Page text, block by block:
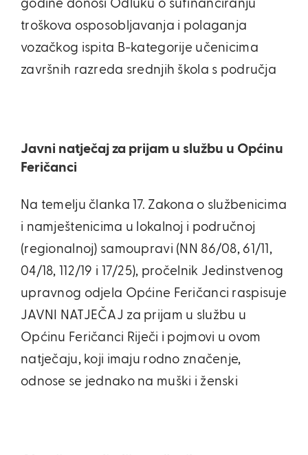
godine donosi Odluku o sufinanciranju
troškova osposobljavanja i polaganja
vozačkog ispita B-kategorije učenicima
završnih razreda srednjih škola s područja
Javni natječaj za prijam u službu u Općinu
Feričanci
Na temelju članka 17. Zakona o službenicima
i namještenicima u lokalnoj i područnoj
(regionalnoj) samoupravi (NN 86/08, 61/11,
04/18, 112/19 i 17/25), pročelnik Jedinstvenog
upravnog odjela Općine Feričanci raspisuje
JAVNI NATJEČAJ za prijam u službu u
Općinu Feričanci Riječi i pojmovi u ovom
natječaju, koji imaju rodno značenje,
odnose se jednako na muški i ženski